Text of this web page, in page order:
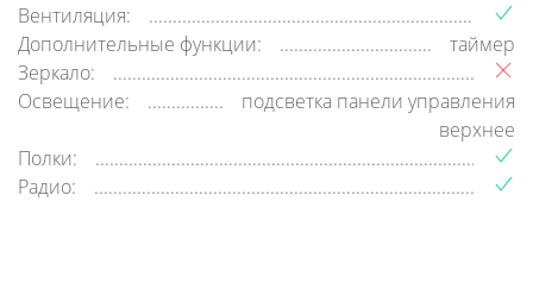
Вентиляция:
Дополнительные функции:
таймер
Зеркало:
Освещение:
подсветка панели управления
верхнее
Полки:
Радио: